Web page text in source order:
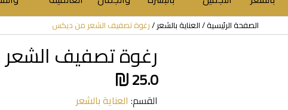
الصفحة الرئيسية العناية بالشعر رغوة تصفيف الشعر من ديكس
رغوة تصفيف
25.0
القسم: العناية بالشعر